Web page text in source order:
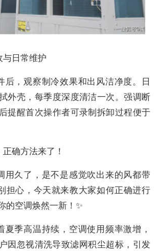
日常维护
后，观察制冷效果和出风洁净度。日
外壳，每季度深度清洁一次。强调断
提醒首次操作者可录制拆卸过程便于
确方法来了！
用久了，是不是感觉吹出来的风都带
担心，今天就来教大家如何正确进行
的空调焕然一新！✨
夏季高温持续，空调使用频率激增，
因忽视清洗导致滤网积尘超标，引发